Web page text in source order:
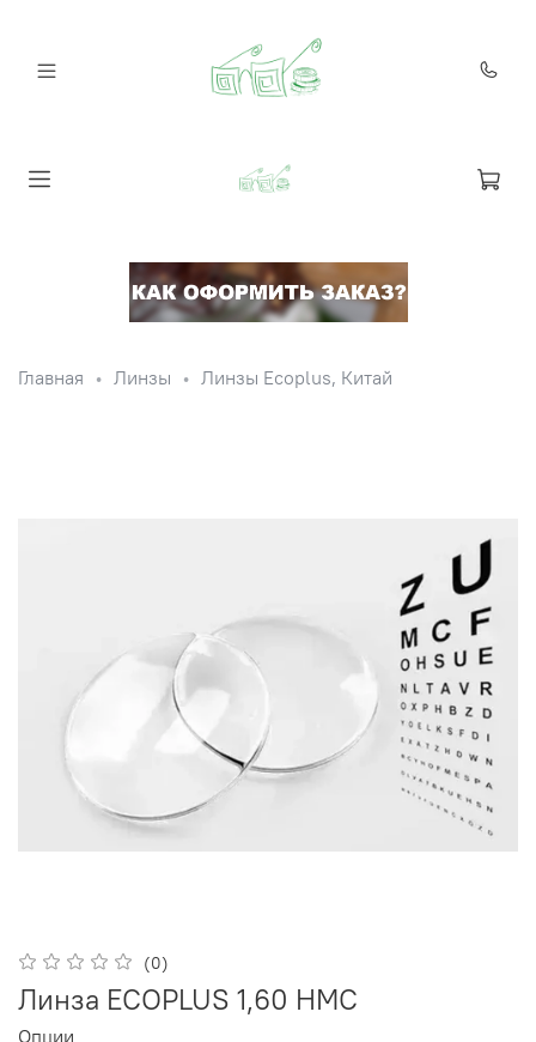
Главная Линзы Линзы Ecoplus, Китай
(0)
Линза ECOPLUS 1,60 HMC
Опции